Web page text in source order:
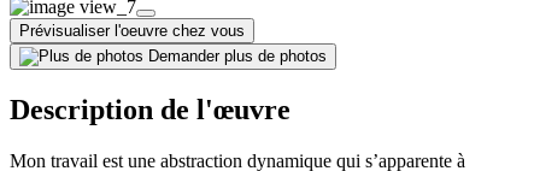
Prévisualiser l'oeuvre chez vous
Demander plus de photos
Description de l'œuvre
Mon travail est une abstraction dynamique qui s’apparente à